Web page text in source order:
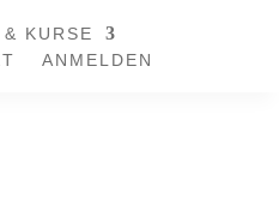
KURSE
ANMELDEN